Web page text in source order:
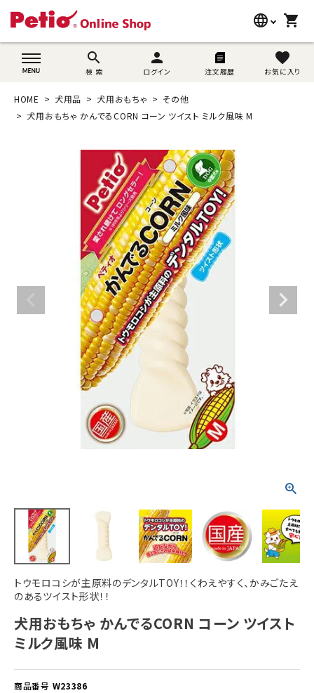
language
wovn-lang-name
shopping_cart
search
検 索
person
ログイン 注文履歴
favorite
お気に入り
search
猫用品
うさぎ用品
ブランド別に探す
目的別に探す
ご利用案内
ACCOUNT MENU
ようこそ ゲスト 様
新規会員登録
HOME 犬用品 犬用おもちゃ
その他
犬用おもちゃ かんでるCORN コーン ツイスト ミルク風味 M
トウモロコシが主原料のデンタルTOY！！くわえやすく、かみごたえ
のあるツイスト形状！！
犬用おもちゃ かんでるCORN コーン ツイスト
ミルク風味 M
商品番号 W23386